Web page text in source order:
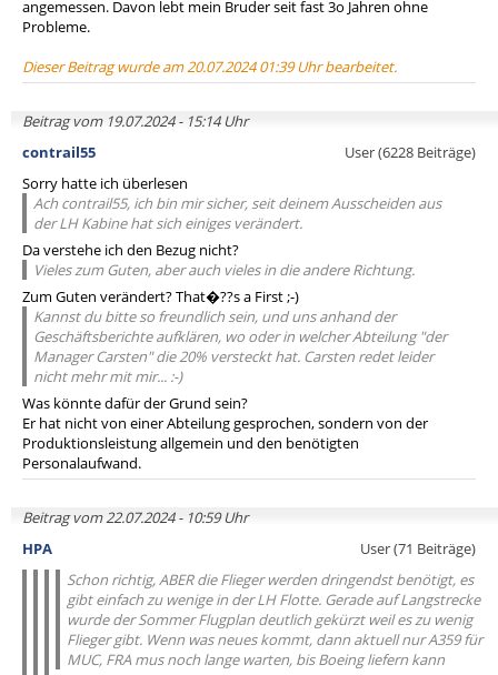
angemessen. Davon lebt mein Bruder seit fast 3o Jahren ohne
Probleme.
Dieser Beitrag wurde am 20.07.2024 01:39 Uhr bearbeitet.
Beitrag vom 19.07.2024 - 15:14 Uhr
contrail55
User (6228 Beiträge)
Sorry hatte ich überlesen
Ach contrail55, ich bin mir sicher, seit deinem Ausscheiden aus
der LH Kabine hat sich einiges verändert.
Da verstehe ich den Bezug nicht?
Vieles zum Guten, aber auch vieles in die andere Richtung.
Zum Guten verändert? That�??s a First ;-)
Kannst du bitte so freundlich sein, und uns anhand der
Geschäftsberichte aufklären, wo oder in welcher Abteilung "der
Manager Carsten" die 20% versteckt hat. Carsten redet leider
nicht mehr mit mir... :-)
Was könnte dafür der Grund sein?
Er hat nicht von einer Abteilung gesprochen, sondern von der
Produktionsleistung allgemein und den benötigten
Personalaufwand.
Beitrag vom 22.07.2024 - 10:59 Uhr
HPA
User (71 Beiträge)
Schon richtig, ABER die Flieger werden dringendst benötigt, es
gibt einfach zu wenige in der LH Flotte. Gerade auf Langstrecke
wurde der Sommer Flugplan deutlich gekürzt weil es zu wenig
Flieger gibt. Wenn was neues kommt, dann aktuell nur A359 für
MUC, FRA mus noch lange warten, bis Boeing liefern kann